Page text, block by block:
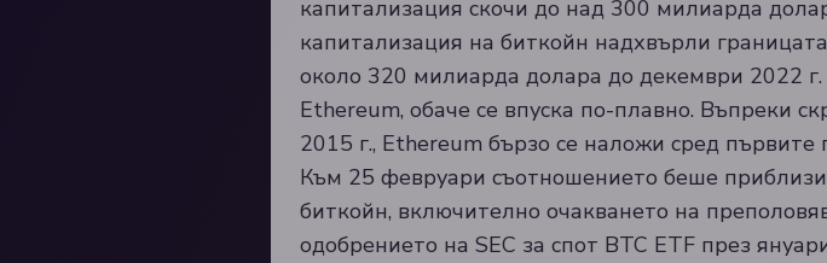
капитализация скочи до над 300 милиарда
капитализация на биткойн надхвърли
около 320 милиарда долара до декември 2022 г.
Ethereum, обаче се впуска по-плавно. Въпреки
2015 г., Ethereum бързо се наложи сред
Към 25 февруари съотношението беше
биткойн, включително очакването на
одобрението на SEC за спот BTC ETF през